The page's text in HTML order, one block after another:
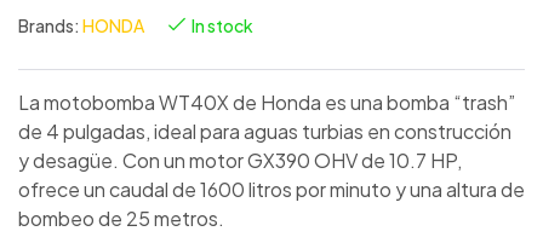
Brands: HONDA In stock
La motobomba WT40X de Honda es una bomba “trash”
de 4 pulgadas, ideal para aguas turbias en construcción
y desagüe. Con un motor GX390 OHV de 10.7 HP,
ofrece un caudal de 1600 litros por minuto y una altura de
bombeo de 25 metros.